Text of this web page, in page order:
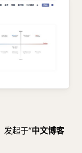
发起于“中文博客